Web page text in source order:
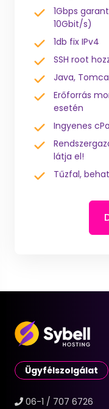
1Gbps
10Gbit/s)
1db fix IPv4
SSH root
Java,
Erőforrás
esetén
Ingyenes
látja el!
Tűzfal,
Ügyfélszolgálat
06-1 / 707 6726